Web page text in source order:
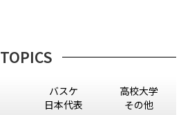
TOPICS
バスケ
日本代表
高校大学
その他